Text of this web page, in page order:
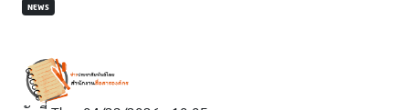
NEWS